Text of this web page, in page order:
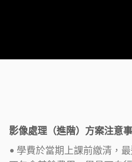
影像處理（進階）方案注意
• 學費於當期上課前繳清，